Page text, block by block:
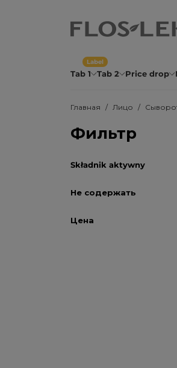
Tab 1 Tab 2
Label
Price drop
Главная Лицо
Фильтр
Składnik aktywny
Не содержать
Цена